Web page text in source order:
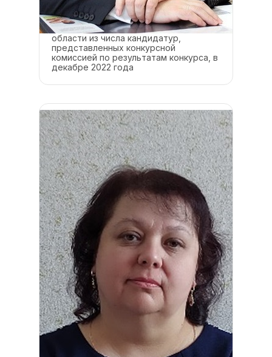
Избран Думой Старицкого
муниципального округа Тверской
области из числа кандидатур,
представленных конкурсной
комиссией по результатам конкурса, в
декабре 2022 года
Должность
Председатель Думы
Старицкого муниципального
округа
Андреева Наталья
Викторовна